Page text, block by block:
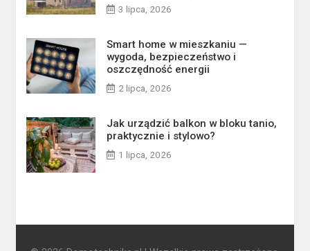
3 lipca, 2026
Smart home w mieszkaniu —
wygoda, bezpieczeństwo i
oszczędność energii
2 lipca, 2026
Jak urządzić balkon w bloku tanio,
praktycznie i stylowo?
1 lipca, 2026